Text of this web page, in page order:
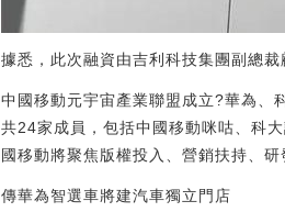
據悉，此次融資由吉利科技集團副總
中國移動元宇宙產業聯盟成立?華為、
共24家成員，包括中國移動咪咕、科
國移動將聚焦版權投入、營銷扶持、
傳華為智選車將建汽車獨立門店